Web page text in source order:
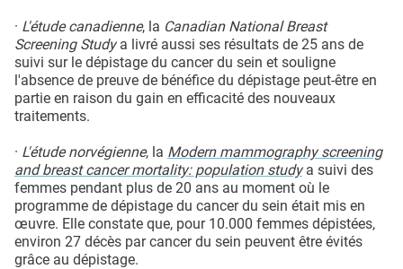
· L'étude canadienne, la Canadian National Breast
Screening Studya livré aussi ses résultats de 25 ans de
suivi sur le dépistage du cancer du sein et souligne
l'absence de preuve de bénéfice du dépistage peut-être en
partie en raison du gain en efficacité des nouveaux
traitements.
· L'étude norvégienne, la Modern mammography screening
and breast cancer mortality: population study a suivi des
femmes pendant plus de 20 ans au moment où le
programme de dépistage du cancer du sein était mis en
œuvre. Elle constate que, pour 10.000 femmes dépistées,
environ 27 décès par cancer du sein peuvent être évités
grâce au dépistage.